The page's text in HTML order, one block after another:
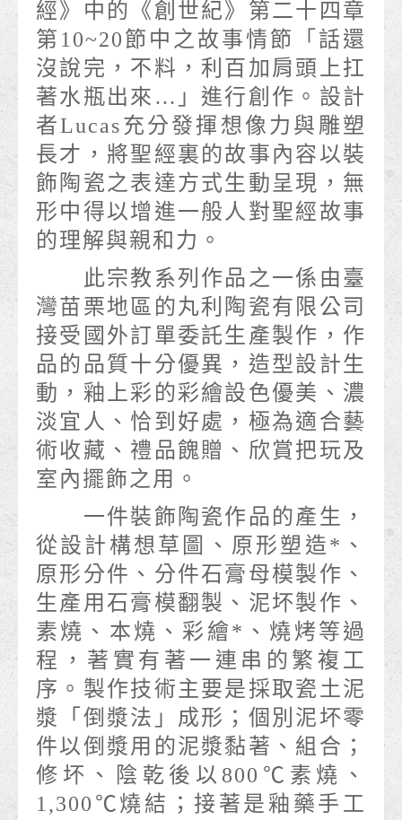
經》中的《創世紀》第二十四章
第10~20節中之故事情節「話還
沒說完，不料，利百加肩頭上扛
著水瓶出來…」進行創作。設計
者Lucas充分發揮想像力與雕塑
長才，將聖經裏的故事內容以裝
飾陶瓷之表達方式生動呈現，無
形中得以增進一般人對聖經故事
的理解與親和力。
此宗教系列作品之一係由臺
灣苗栗地區的丸利陶瓷有限公司
接受國外訂單委託生產製作，作
品的品質十分優異，造型設計生
動，釉上彩的彩繪設色優美、濃
淡宜人、恰到好處，極為適合藝
術收藏、禮品餽贈、欣賞把玩及
室內擺飾之用。
一件裝飾陶瓷作品的產生，
從設計構想草圖、原形塑造*、
原形分件、分件石膏母模製作、
生產用石膏模翻製、泥坏製作、
素燒、本燒、彩繪*、燒烤等過
程，著實有著一連串的繁複工
序。製作技術主要是採取瓷土泥
漿「倒漿法」成形；個別泥坏零
件以倒漿用的泥漿黏著、組合；
修坏、陰乾後以800℃素燒、
1,300℃燒結；接著是釉藥手工